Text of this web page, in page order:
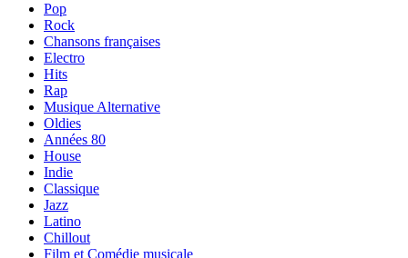
Pop
Rock
Chansons françaises
Electro
Hits
Rap
Musique Alternative
Oldies
Années 80
House
Indie
Classique
Jazz
Latino
Chillout
Film et Comédie musicale